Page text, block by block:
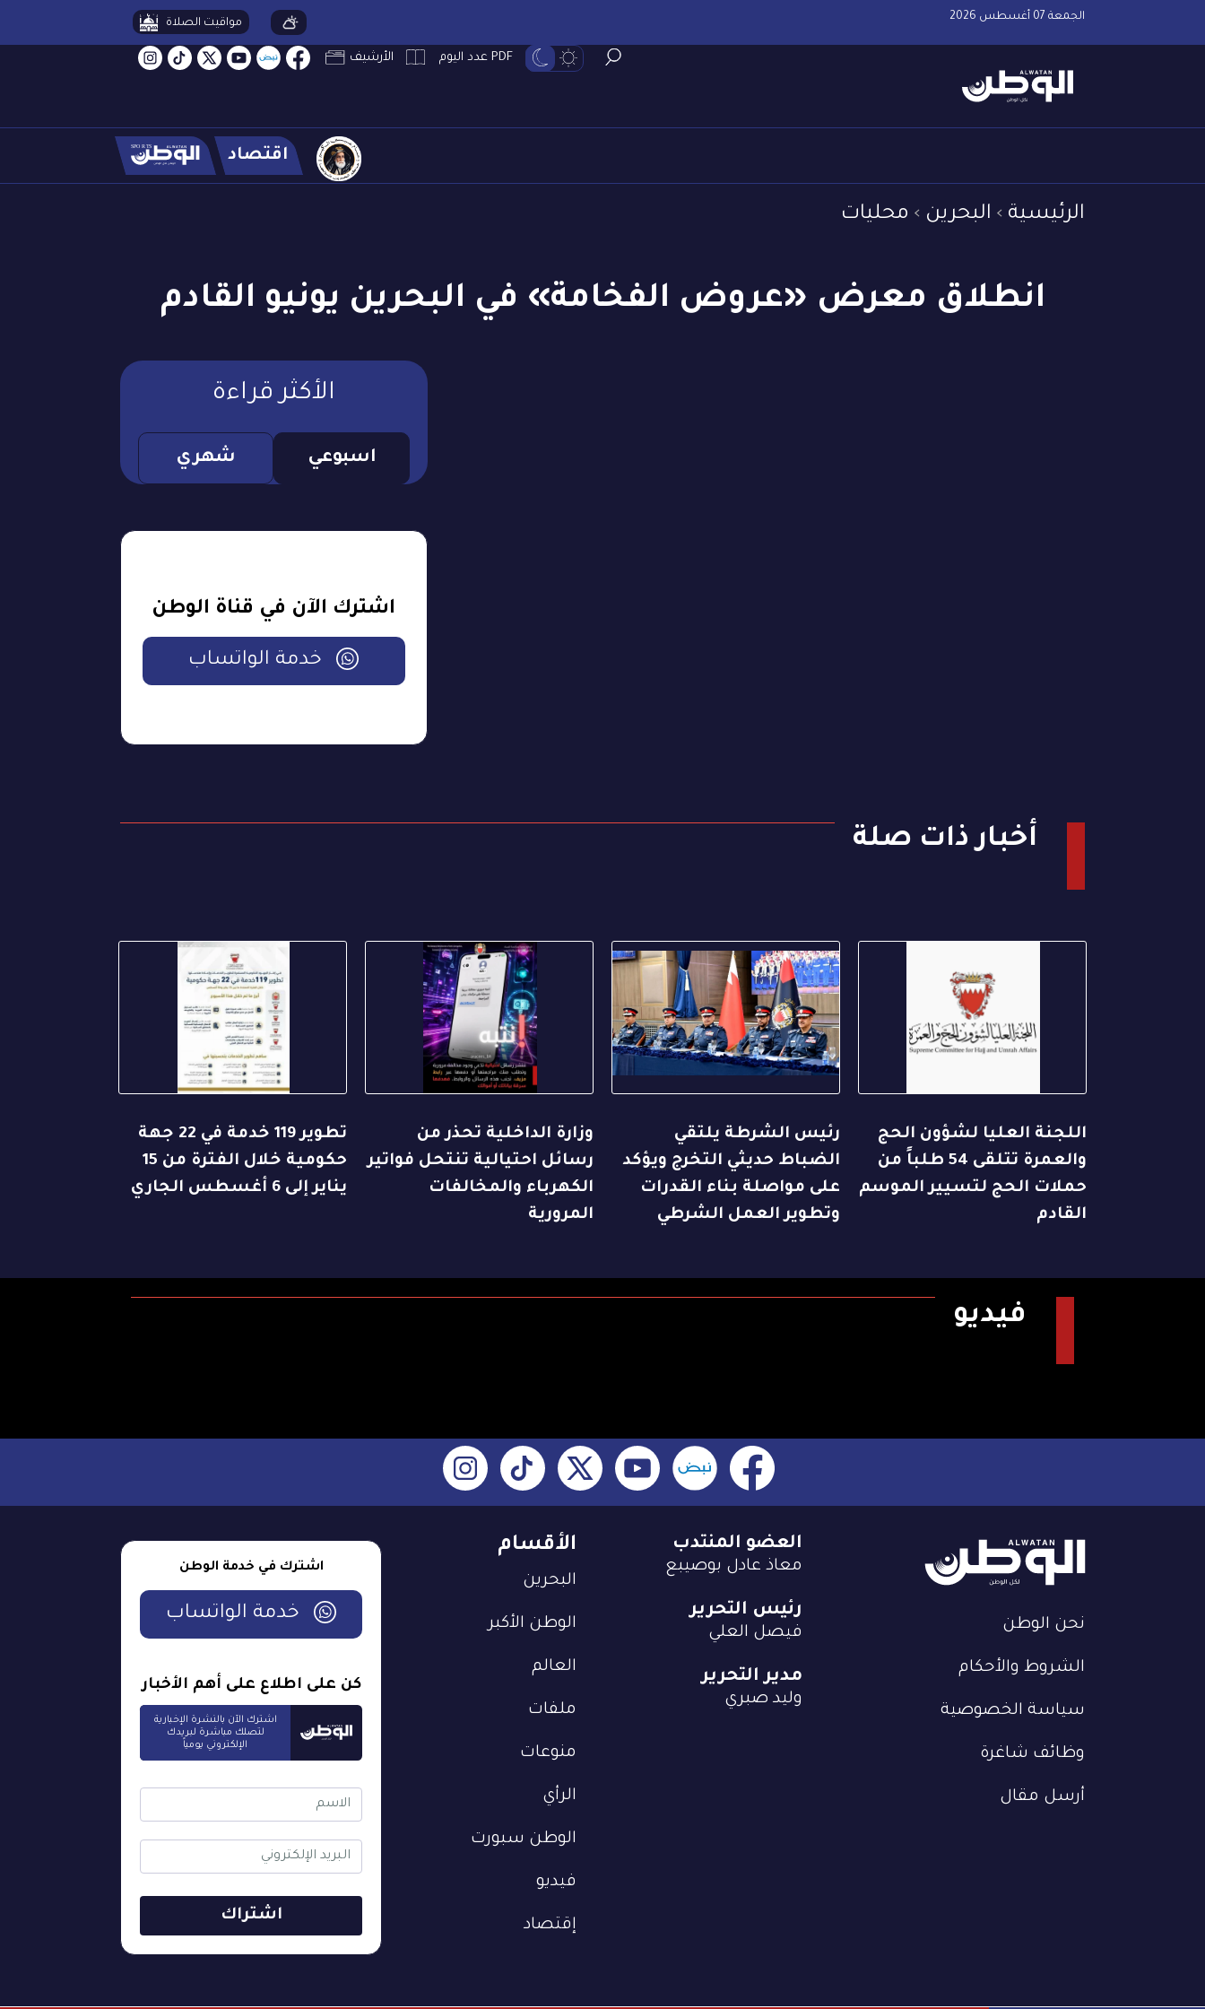
الجمعة 07 أغسطس 2026 مواقيت الصلاة
PDF عدد اليوم الأرشيف
اقتصاد
الرئيسية البحرين محليات
انطلاق معرض «عروض الفخامة» في البحرين يونيو القادم
الأكثر قراءة
اسبوعي شهري
اشترك الآن في قناة الوطن
خدمة الواتساب
أخبار ذات صلة
اللجنة العليا لشؤون الحج
والعمرة تتلقى 54 طلباً من
حملات الحج لتسيير الموسم
القادم
رئيس الشرطة يلتقي
الضباط حديثي التخرج ويؤكد
على مواصلة بناء القدرات
وتطوير العمل الشرطي
وزارة الداخلية تحذر من
رسائل احتيالية تنتحل فواتير
الكهرباء والمخالفات
المرورية
تطوير 119 خدمة في 22 جهة
حكومية خلال الفترة من 15
يناير إلى 6 أغسطس الجاري
فيديو
نحن الوطن
الشروط والأحكام
سياسة الخصوصية
وظائف شاغرة
أرسل مقال
الأقسام
البحرين
الوطن الأكبر
العالم
ملفات
منوعات
الرأي
الوطن سبورت
فيديو
إقتصاد
العضو المنتدب
معاذ عادل بوصيبع
رئيس التحرير
فيصل العلي
مدير التحرير
وليد صبري
اشترك في خدمة الوطن
خدمة الواتساب
كن على اطلاع على أهم الأخبار
اشترك الآن بالنشرة الإخبارية
لتصلك مباشرة لبريدك
الإلكتروني يومياً
اشتراك